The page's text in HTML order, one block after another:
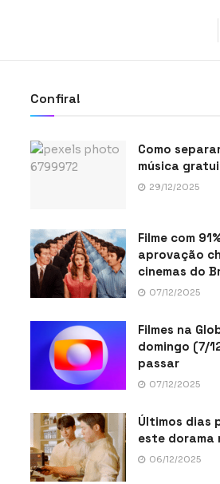
Confira!
Como
música
29/12/2025
Filme com
aprovação
cinemas do
07/12/2025
Filmes na
domingo (7/
passar
07/12/2025
Últimos dias
este dorama
06/12/2025